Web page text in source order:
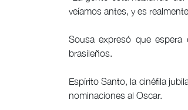
veíamos antes, y es
Sousa expresó que
brasileños.
Espírito Santo, la cinéfila
nominaciones al Oscar.